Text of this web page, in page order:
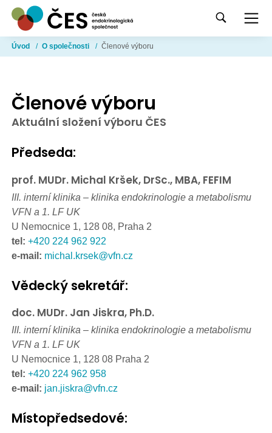
Úvod / O společnosti / Členové výboru
Členové výboru
Aktuální složení výboru ČES
Předseda:
prof. MUDr. Michal Kršek, DrSc., MBA, FEFIM
III. interní klinika – klinika endokrinologie a metabolismu
VFN a 1. LF UK
U Nemocnice 1, 128 08, Praha 2
tel: +420 224 962 922
e-mail: michal.krsek@vfn.cz
Vědecký sekretář:
doc. MUDr. Jan Jiskra, Ph.D.
III. interní klinika – klinika endokrinologie a metabolismu
VFN a 1. LF UK
U Nemocnice 1, 128 08 Praha 2
tel: +420 224 962 958
e-mail: jan.jiskra@vfn.cz
Místopředsedové: